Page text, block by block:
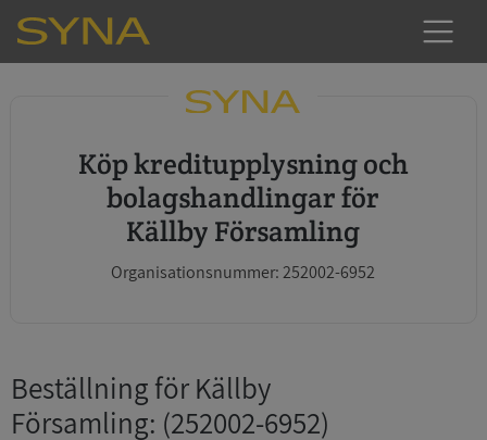
Köp kreditupplysning och
bolagshandlingar för
Källby Församling
Organisationsnummer: 252002-6952
Beställning för Källby
Församling: (252002-6952)